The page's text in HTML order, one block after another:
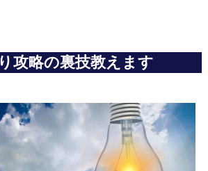
攻略の裏技教えます